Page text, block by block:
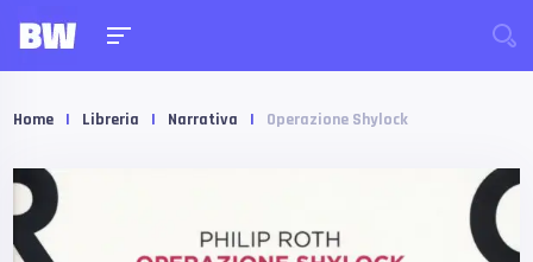
Home | Libreria | Narrativa | Operazione Shylock